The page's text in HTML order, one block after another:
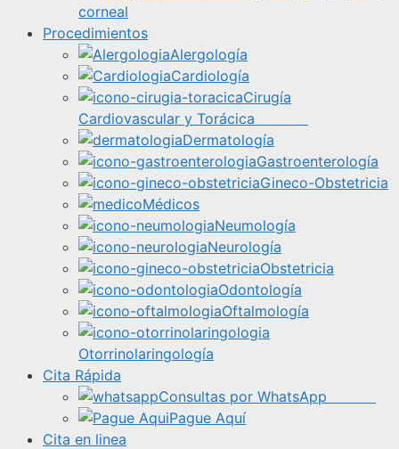
corneal
Procedimientos
Alergología
Cardiología
Cirugía
Cardiovascular y Torácica
Dermatología
Gastroenterología
Gineco-Obstetricia
Médicos
Neumología
Neurología
Obstetricia
Odontología
Oftalmología
Otorrinolaringología
Cita Rápida
Consultas por WhatsApp
Pague Aquí
Cita en linea